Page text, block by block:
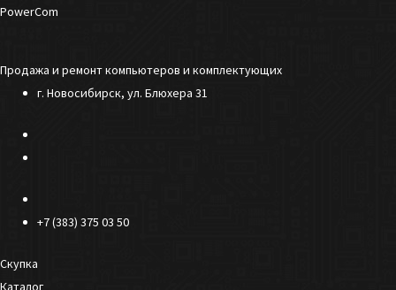
Перейти
PowerCom
Продажа и ремонт компьютеров и комплектующих
г. Новосибирск, ул. Блюхера 31
+7 (383) 375 03 50
Скупка
Каталог